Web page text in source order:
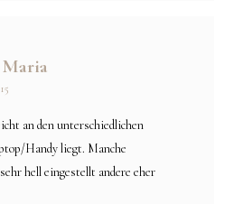
Maria
an den unterschiedlichen
Handy liegt. Manche
hell eingestellt andere eher